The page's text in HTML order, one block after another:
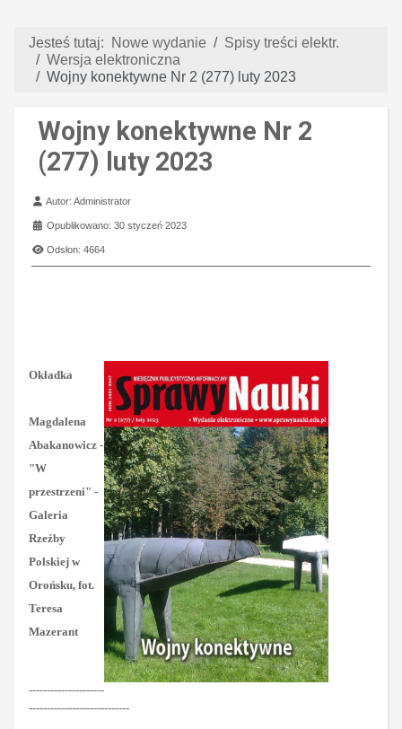
Jesteś tutaj: Nowe wydanie
Spisy treści elektr.
Wersja elektroniczna
Wojny konektywne Nr 2 (277) luty 2023
Wojny konektywne Nr 2
(277) luty 2023
Szczegóły
Autor:Administrator
Opublikowano: 30 styczeń 2023
Odsłon: 4664
Okładka
Magdalena
Abakanowicz -
"W
przestrzeni" -
Galeria
Rzeźby
Polskiej w
Orońsku, fot.
Teresa
Mazerant
---------------------
----------------------------